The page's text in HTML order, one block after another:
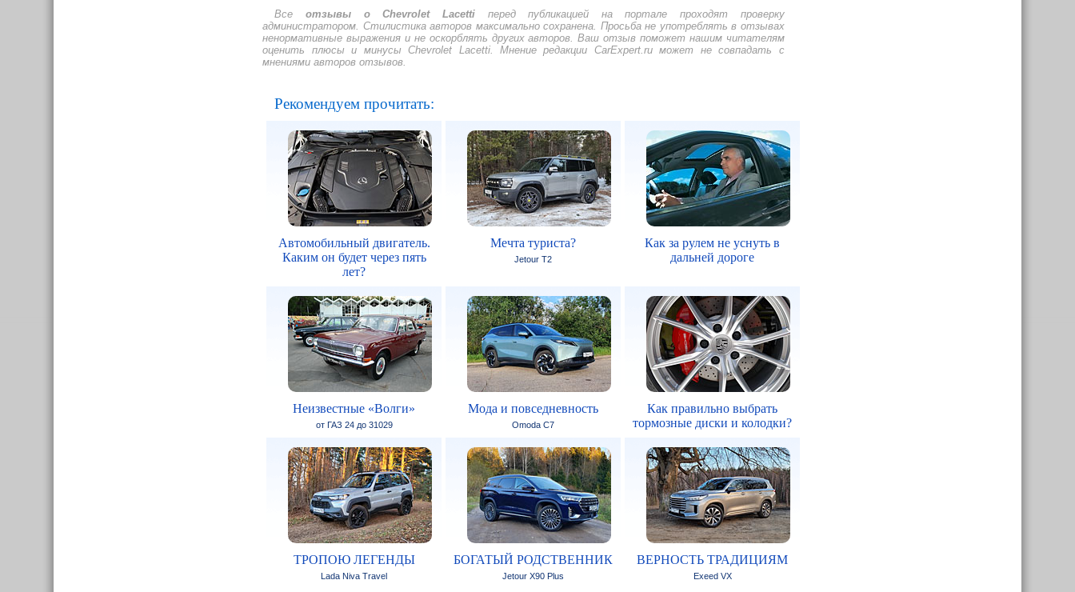
Все отзывы о Chevrolet Lacettiперед публикацией на портале проходят проверку
администратором. Стилистика авторов максимально сохранена. Просьба не употреблять в отзывах
ненормативные выражения и не оскорблять других авторов. Ваш отзыв поможет нашим читателям
оценить плюсы и минусы Chevrolet Lacetti. Мнение редакции CarExpert.ru может не совпадать с
мнениями авторов отзывов.
Рекомендуем прочитать:
Автомобильный двигатель.
Каким он будет через пять
лет?
Мечта туриста?
Jetour T2
Как за рулем не уснуть в
дальней дороге
Неизвестные «Волги»
от ГАЗ 24 до 31029
Мода и повседневность
Omoda C7
Как правильно выбрать
тормозные диски и колодки?
ТРОПОЮ ЛЕГЕНДЫ
Lada Niva Travel
БОГАТЫЙ РОДСТВЕННИК
Jetour X90 Plus
ВЕРНОСТЬ ТРАДИЦИЯМ
Exeed VX